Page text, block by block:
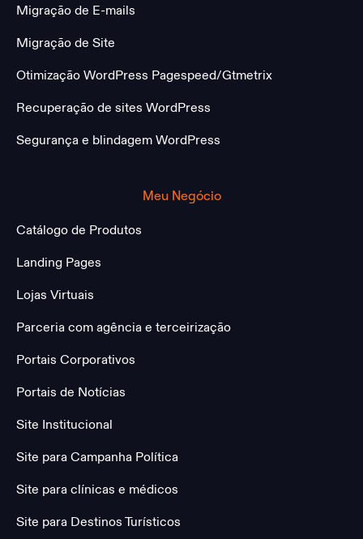
Migração de E-mails
Migração de Site
Otimização WordPress Pagespeed/Gtmetrix
Recuperação de sites WordPress
Segurança e blindagem WordPress
Meu Negócio
Catálogo de Produtos
Landing Pages
Lojas Virtuais
Parceria com agência e terceirização
Portais Corporativos
Portais de Notícias
Site Institucional
Site para Campanha Política
Site para clínicas e médicos
Site para Destinos Turísticos